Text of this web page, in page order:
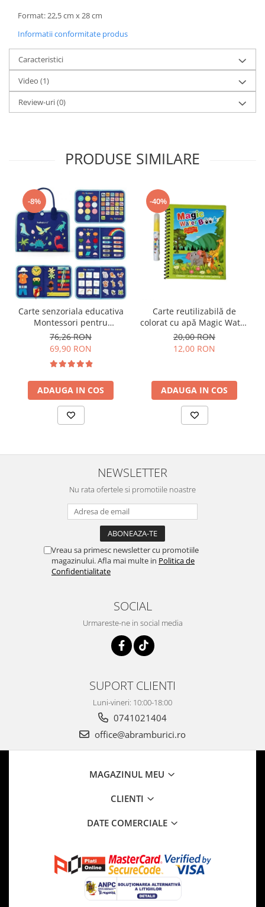
Format: 22,5 cm x 28 cm
Informatii conformitate produs
Caracteristici
Video (1)
Review-uri(0)
PRODUSE SIMILARE
-8%
Carte senzoriala educativa
Montessori pentru
dezvoltarea abilitatilor
motorii model dinozauri
albastru 8 pagini
76,26 RON
69,90 RON
ADAUGA IN COS
-40%
Carte reutilizabilă de
colorat cu apă Magic Water
Book- animale
20,00 RON
12,00 RON
ADAUGA IN COS
NEWSLETTER
Nu rata ofertele si promotiile noastre
Vreau sa primesc newsletter cu promotiile
magazinului. Afla mai multe in Politica de
Confidentialitate
SOCIAL
Urmareste-ne in social media
SUPORT CLIENTI
Luni-vineri: 10:00-18:00
0741021404
office@abramburici.ro
MAGAZINUL MEU
CLIENTI
DATE COMERCIALE